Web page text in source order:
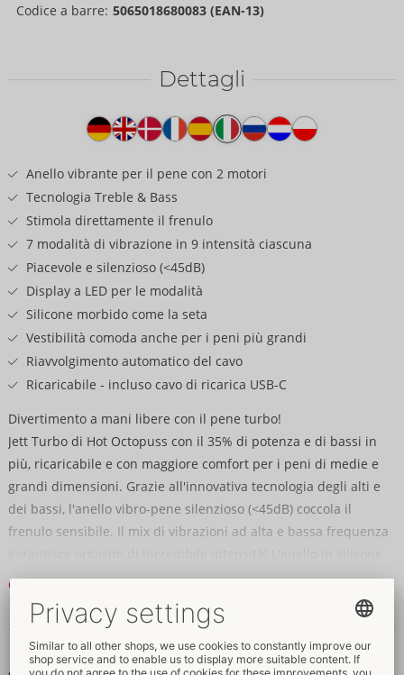
Codice a barre: 5065018680083 (EAN-13)
Dettagli
prodotto
Anello vibrante per il pene con 2 motori
Tecnologia Treble & Bass
Stimola direttamente il frenulo
7 modalità di vibrazione in 9 intensità ciascuna
Piacevole e silenzioso (<45dB)
Display a LED per le modalità
Silicone morbido come la seta
Vestibilità comoda anche per i peni più grandi
Riavvolgimento automatico del cavo
Ricaricabile - incluso cavo di ricarica USB-C
Divertimento a mani libere con il pene turbo!
Jett Turbo di Hot Octopuss con il 35% di potenza e di bassi in
più, ricaricabile e con maggiore comfort per i peni di medie e
grandi dimensioni. Grazie all'innovativa tecnologia degli alti e
dei bassi, l'anello vibro-pene silenzioso (<45dB) coccola il
frenulo sensibile. Il mix di vibrazioni ad alta e bassa frequenza
morbido ed elastico tiene le due vibro-bullette comodamente
ma saldamente sulla punta del pene, per un piacere a mani
libere che colpisce nel segno!
Jett Turbo è dotato di 2 motori controllabili separatamente: uno
Continua a leggere
Dati e proprietà